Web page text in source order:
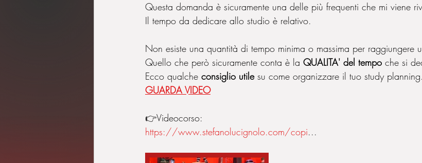
Questa domanda è sicuramente una delle più frequenti che mi viene
Il tempo da dedicare allo studio è relativo.
Non esiste una quantità di tempo minima o massima per raggiungere
Quello che però sicuramente conta è la QUALITA' del tempo che si
Ecco qualche consiglio utile su come organizzare il tuo study planning.
GUARDA VIDEO
👉Videocorso:
https://www.stefanolucignolo.com/copi...